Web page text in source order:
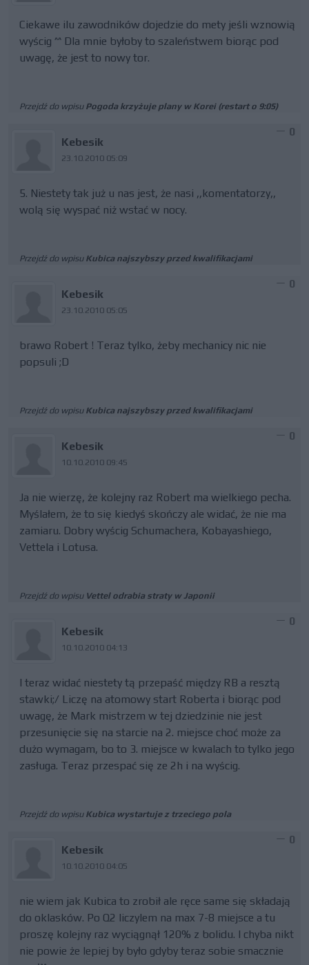
Ciekawe ilu zawodników dojedzie do mety jeśli wznowią
wyścig ^^ Dla mnie byłoby to szaleństwem biorąc pod
uwagę, że jest to nowy tor.
Przejdź do wpisu Pogoda krzyżuje plany w Korei (restart o 9:05)
Kebesik
23.10.2010 05:09
0
5. Niestety tak już u nas jest, że nasi ,,komentatorzy,,
wolą się wyspać niż wstać w nocy.
Przejdź do wpisu Kubica najszybszy przed kwalifikacjami
Kebesik
23.10.2010 05:05
0
brawo Robert ! Teraz tylko, żeby mechanicy nic nie
popsuli ;D
Przejdź do wpisu Kubica najszybszy przed kwalifikacjami
Kebesik
10.10.2010 09:45
0
Ja nie wierzę, że kolejny raz Robert ma wielkiego pecha.
Myślałem, że to się kiedyś skończy ale widać, że nie ma
zamiaru. Dobry wyścig Schumachera, Kobayashiego,
Vettela i Lotusa.
Przejdź do wpisu Vettel odrabia straty w Japonii
Kebesik
10.10.2010 04:13
0
I teraz widać niestety tą przepaść między RB a resztą
stawki;/ Liczę na atomowy start Roberta i biorąc pod
uwagę, że Mark mistrzem w tej dziedzinie nie jest
przesunięcie się na starcie na 2. miejsce choć może za
dużo wymagam, bo to 3. miejsce w kwalach to tylko jego
zasługa. Teraz przespać się ze 2h i na wyścig.
Przejdź do wpisu Kubica wystartuje z trzeciego pola
Kebesik
10.10.2010 04:05
0
nie wiem jak Kubica to zrobił ale ręce same się składają
do oklasków. Po Q2 liczylem na max 7-8 miejsce a tu
proszę kolejny raz wyciągnął 120% z bolidu. I chyba nikt
nie powie że lepiej by było gdyby teraz sobie smacznie